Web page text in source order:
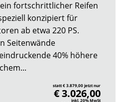
fortschrittlicher Reifen
konzipiert für
ab etwa 220 PS.
Seitenwände
40% höhere
statt € 3.879,00 jetzt nur
€ 3.026,00
inkl. 20% MwSt